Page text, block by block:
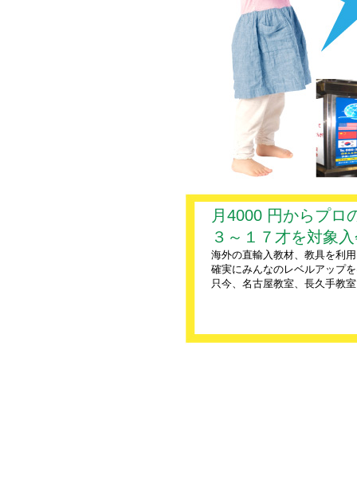
月4000 円からプロ
３～１７才を対象
海外の直輸入教材、教具を利
確実にみんなのレベルアップ
只今、名古屋教室、長久手教